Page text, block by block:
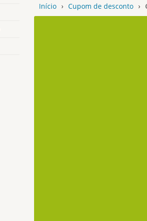
Início › Cupom de desconto ›